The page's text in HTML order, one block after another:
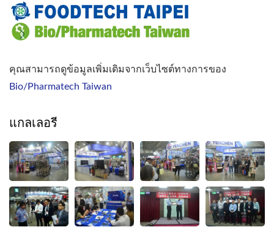
คุณสามารถดูข้อมูลเพิ่มเติมจากเว็บไซต์ทางการของ
Bio/Pharmatech Taiwan
แกลเลอรี